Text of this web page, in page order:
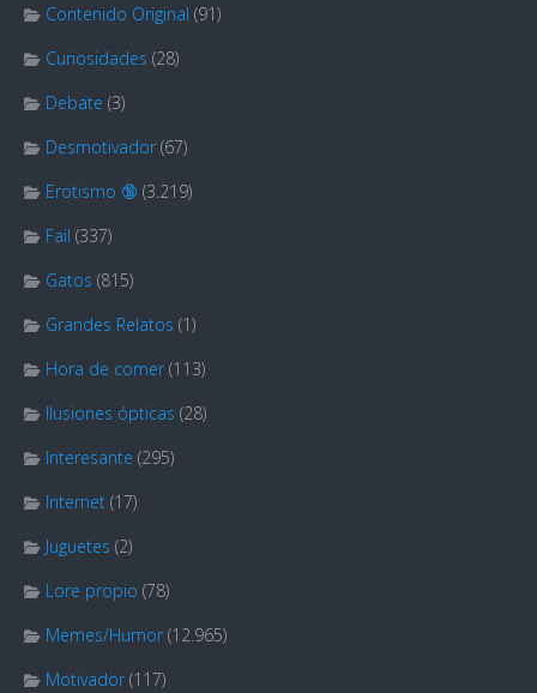
Contenido Original (91)
Curiosidades (28)
Debate (3)
Desmotivador (67)
Erotismo 🔞 (3.219)
Fail (337)
Gatos (815)
Grandes Relatos (1)
Hora de comer (113)
Ilusiones ópticas (28)
Interesante (295)
Internet (17)
Juguetes (2)
Lore propio (78)
Memes/Humor (12.965)
Motivador (117)